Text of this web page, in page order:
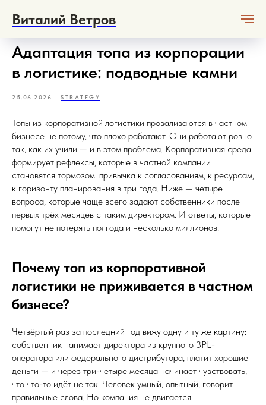
Виталий Ветров
Адаптация топа из корпорации
в логистике: подводные камни
25.06.2026 STRATEGY
Топы из корпоративной логистики проваливаются в частном
бизнесе не потому, что плохо работают. Они работают ровно
так, как их учили — и в этом проблема. Корпоративная среда
формирует рефлексы, которые в частной компании
становятся тормозом: привычка к согласованиям, к ресурсам,
к горизонту планирования в три года. Ниже — четыре
вопроса, которые чаще всего задают собственники после
первых трёх месяцев с таким директором. И ответы, которые
помогут не потерять полгода и несколько миллионов.
Почему топ из корпоративной
логистики не приживается в частном
бизнесе?
Четвёртый раз за последний год вижу одну и ту же картину:
собственник нанимает директора из крупного 3PL-
оператора или федерального дистрибутора, платит хорошие
деньги — и через три-четыре месяца начинает чувствовать,
что что-то идёт не так. Человек умный, опытный, говорит
правильные слова. Но компания не двигается.